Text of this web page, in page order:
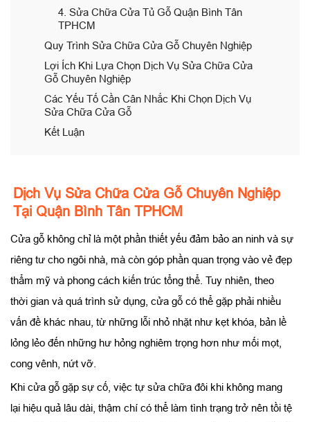
4. Sửa Chữa Cửa Tủ Gỗ Quận Bình Tân
TPHCM
Quy Trình Sửa Chữa Cửa Gỗ Chuyên Nghiệp
Lợi Ích Khi Lựa Chọn Dịch Vụ Sửa Chữa Cửa
Gỗ Chuyên Nghiệp
Các Yếu Tố Cần Cân Nhắc Khi Chọn Dịch Vụ
Sửa Chữa Cửa Gỗ
Kết Luận
Dịch Vụ Sửa Chữa Cửa Gỗ Chuyên Nghiệp
Tại Quận Bình Tân TPHCM
Cửa gỗ không chỉ là một phần thiết yếu đảm bảo an ninh và sự
riêng tư cho ngôi nhà, mà còn góp phần quan trọng vào vẻ đẹp
thẩm mỹ và phong cách kiến trúc tổng thể. Tuy nhiên, theo
thời gian và quá trình sử dụng, cửa gỗ có thể gặp phải nhiều
vấn đề khác nhau, từ những lỗi nhỏ nhặt như kẹt khóa, bản lề
lỏng lẻo đến những hư hỏng nghiêm trọng hơn như mối mọt,
cong vênh, nứt vỡ.
Khi cửa gỗ gặp sự cố, việc tự sửa chữa đôi khi không mang
lại hiệu quả lâu dài, thậm chí có thể làm tình trạng trở nên tồi tệ